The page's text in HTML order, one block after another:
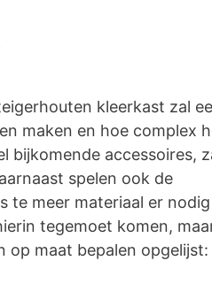
kleerkast zal
maken en hoe complex
bijkomende accessoires,
spelen ook de
te meer materiaal er nodig
tegemoet komen,
op maat bepalen opgelijst: